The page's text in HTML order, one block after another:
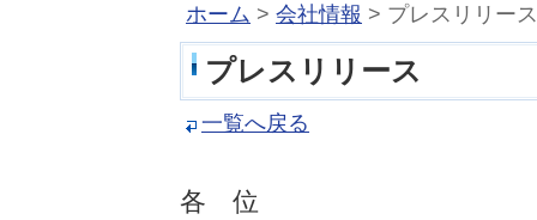
ホーム > 会社情報 > プレスリリース
プレスリリース
一覧へ戻る
各 位